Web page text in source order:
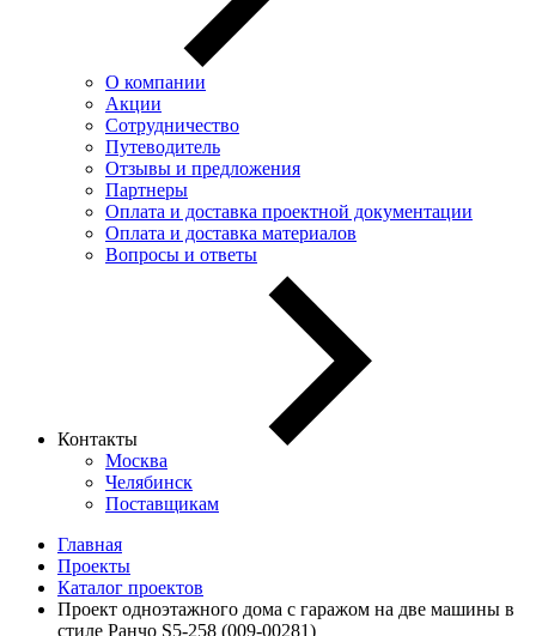
О компании
Акции
Сотрудничество
Путеводитель
Отзывы и предложения
Партнеры
Оплата и доставка проектной документации
Оплата и доставка материалов
Вопросы и ответы
Контакты
Москва
Челябинск
Поставщикам
Главная
Проекты
Каталог проектов
Проект одноэтажного дома с гаражом на две машины в
стиле Ранчо S5-258 (009-00281)